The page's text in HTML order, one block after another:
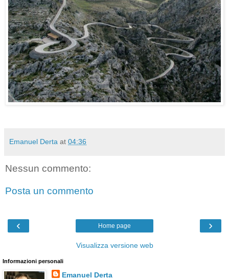
Emanuel Derta at 04:36
Nessun commento:
Posta un commento
‹ ›
Home page
Visualizza versione web
Informazioni personali
Emanuel Derta